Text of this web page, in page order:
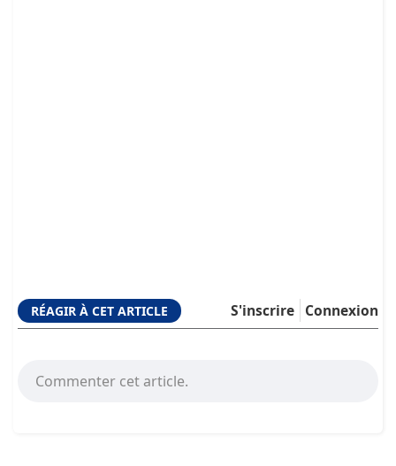
RÉAGIR À CET ARTICLE Connexion
S'inscrire
Commenter cet article.